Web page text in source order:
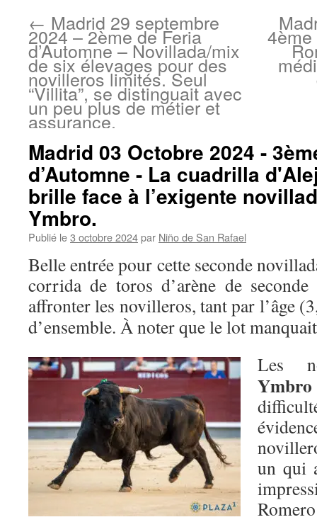
← Madrid 29 septembre
2024 – 2ème de Feria
d’Automne – Novillada/mix
de six élevages pour des
novilleros limités. Seul
“Villita”, se distinguait avec
un peu plus de métier et
assurance.
4ème
Madrid 03 Octobre 2024 -
d’Automne - La cuadrilla
brille face à l’exigente
Ymbro.
Publié le3 octobre 2024par Niño de San Rafael
Belle entrée pour cette seconde
corrida de toros d’arène de
affronter les novilleros, tant par l’âge
d’ensemble. À noter que le lot
Les
Ymbro
un qui